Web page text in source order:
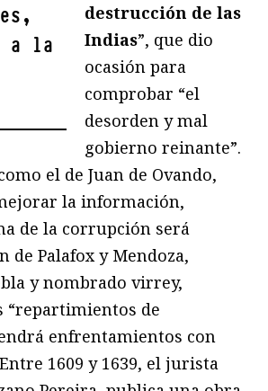
a la
destrucción de las
Indias”, que dio
ocasión para
comprobar “el
desorden y mal
gobierno reinante”.
el de Juan de Ovando,
la información,
de la corrupción será
de Palafox y Mendoza,
y nombrado virrey,
“repartimientos de
enfrentamientos con
1609 y 1639, el jurista